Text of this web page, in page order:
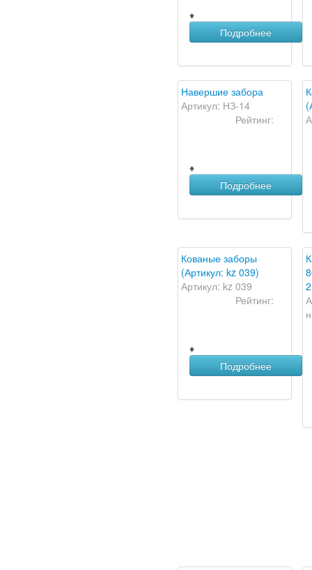
♦
Подробнее
Навершие забора
Артикул: НЗ-14
Рейтинг:
♦
Подробнее
Кованые заборы
(Артикул: kz 039)
Артикул: kz 039
Рейтинг:
♦
Подробнее